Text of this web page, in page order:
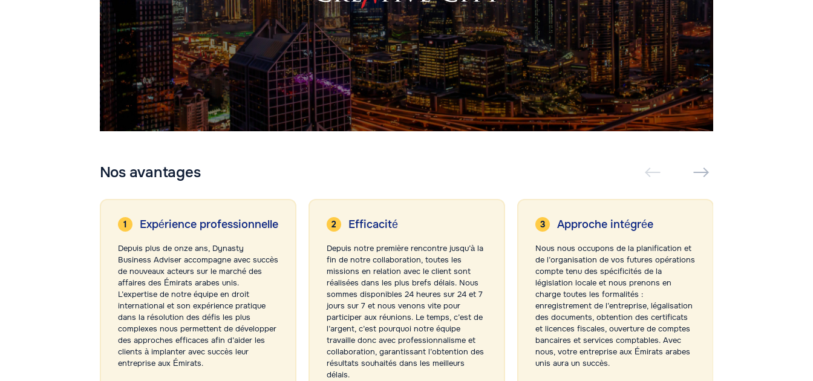
Nos avantages
Expérience professionnelle
Depuis plus de onze ans, Dynasty
Business Adviser accompagne avec succès
de nouveaux acteurs sur le marché des
affaires des Émirats arabes unis.
L’expertise de notre équipe en droit
international et son expérience pratique
dans la résolution des défis les plus
complexes nous permettent de développer
des approches efficaces afin d’aider les
clients à implanter avec succès leur
entreprise aux Émirats.
Efficacité
Depuis notre première rencontre jusqu’à la
fin de notre collaboration, toutes les
missions en relation avec le client sont
réalisées dans les plus brefs délais. Nous
sommes disponibles 24 heures sur 24 et 7
jours sur 7 et nous venons vite pour
participer aux réunions. Le temps, c’est de
l’argent, c’est pourquoi notre équipe
travaille donc avec professionnalisme et
collaboration, garantissant l’obtention des
résultats souhaités dans les meilleurs
délais.
Approche intégrée
Nous nous occupons de la planification et
de l’organisation de vos futures opérations
compte tenu des spécificités de la
législation locale et nous prenons en
charge toutes les formalités :
enregistrement de l’entreprise, légalisation
des documents, obtention des certificats
et licences fiscales, ouverture de comptes
bancaires et services comptables. Avec
nous, votre entreprise aux Émirats arabes
unis aura un succès.